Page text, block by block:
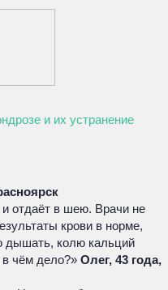
и их устранение
отдаёт в шею. Врачи не
крови в норме,
дышать, колю кальций
в чём дело?» Олег, 43 года,